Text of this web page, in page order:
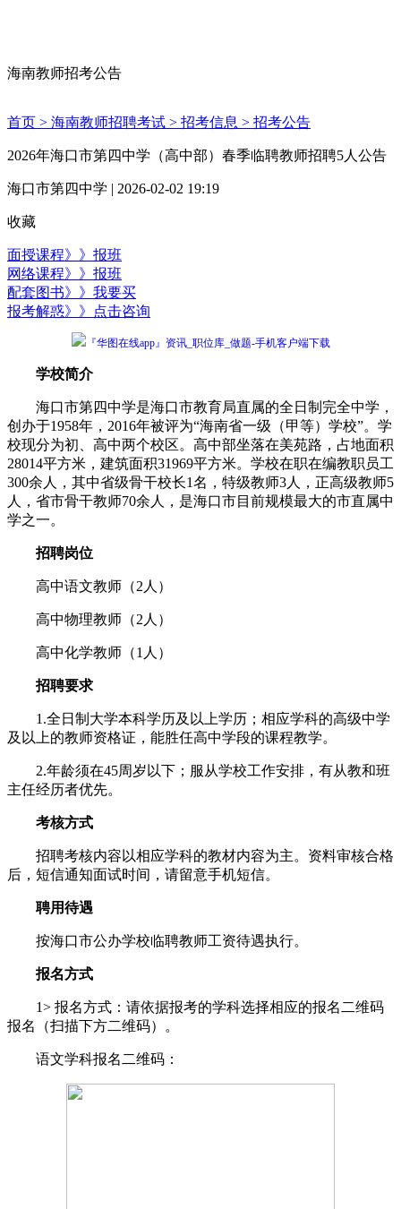
海南教师招考公告
首页 > 海南教师招聘考试 > 招考信息 > 招考公告
2026年海口市第四中学（高中部）春季临聘教师招聘5人公告
海口市第四中学 | 2026-02-02 19:19
收藏
面授课程》》报班
网络课程》》报班
配套图书》》我要买
报考解惑》》点击咨询
『华图在线app』资讯_职位库_做题-手机客户端下载
学校简介
海口市第四中学是海口市教育局直属的全日制完全中学，
创办于1958年，2016年被评为“海南省一级（甲等）学校”。学
校现分为初、高中两个校区。高中部坐落在美苑路，占地面积
28014平方米，建筑面积31969平方米。学校在职在编教职员工
300余人，其中省级骨干校长1名，特级教师3人，正高级教师5
人，省市骨干教师70余人，是海口市目前规模最大的市直属中
学之一。
招聘岗位
高中语文教师（2人）
高中物理教师（2人）
高中化学教师（1人）
招聘要求
1.全日制大学本科学历及以上学历；相应学科的高级中学
及以上的教师资格证，能胜任高中学段的课程教学。
2.年龄须在45周岁以下；服从学校工作安排，有从教和班
主任经历者优先。
考核方式
招聘考核内容以相应学科的教材内容为主。资料审核合格
后，短信通知面试时间，请留意手机短信。
聘用待遇
按海口市公办学校临聘教师工资待遇执行。
报名方式
1> 报名方式：请依据报考的学科选择相应的报名二维码
报名（扫描下方二维码）。
语文学科报名二维码：